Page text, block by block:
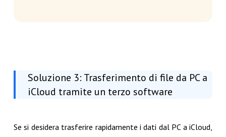
Soluzione 3: Trasferimento di file da PC a
iCloud tramite un terzo software
Se si desidera trasferire rapidamente i dati dal PC a iCloud,